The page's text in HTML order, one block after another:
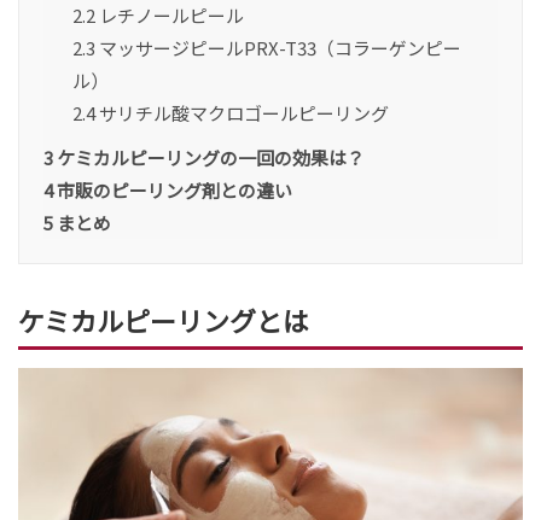
2.2 レチノールピール
2.3 マッサージピールPRX-T33（コラーゲンピー
ル）
2.4サリチル酸マクロゴールピーリング
3ケミカルピーリングの一回の効果は？
4市販のピーリング剤との違い
5 まとめ
ケミカルピーリングとは